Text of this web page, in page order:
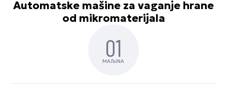
Automatske mašine za vaganje hrane
od mikromaterijala
01
MAЉINA